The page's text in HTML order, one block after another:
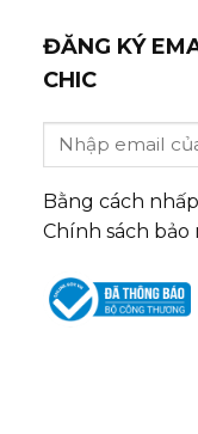
ĐĂNG KÝ
CHIC
Bằng cách
Chính sách bảo